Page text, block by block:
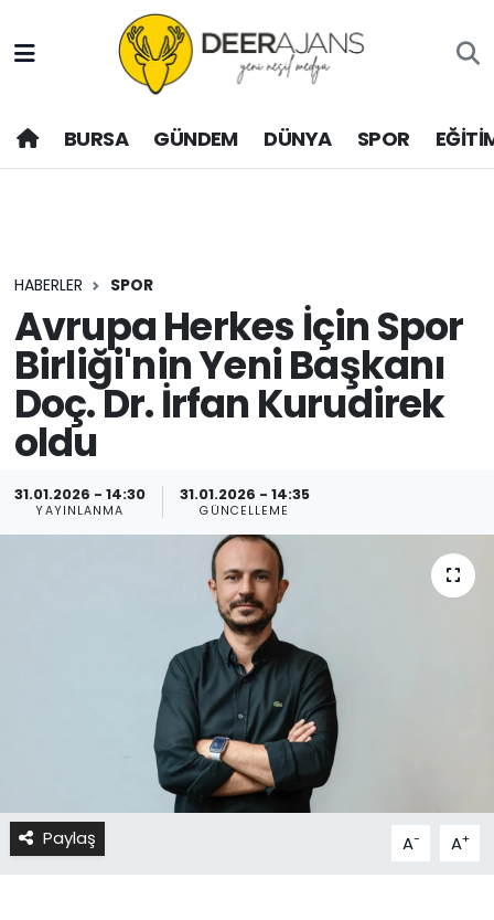
BURSA GÜNDEM DÜNYA SPOR
HABERLER SPOR
Avrupa Herkes İçin Spor
Birliği'nin Yeni Başkanı
Doç. Dr. İrfan Kurudirek
oldu
31.01.2026 - 14:30
YAYINLANMA
31.01.2026 - 14:35
GÜNCELLEME
Paylaş A- A+
Hava Durumu
Trafik Durumu
Son Dakika Haberleri
Haber Arşivi